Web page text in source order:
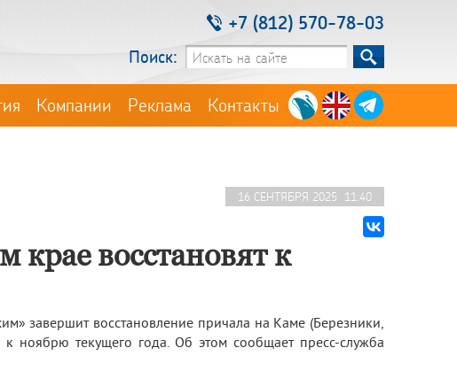
+7 (812) 570-78-03
Поиск:
Компании Реклама Контакты
16 СЕНТЯБРЯ 2025 11:40
восстановят к
завершит восстановление причала на Каме (Березники,
ноябрю текущего года. Об этом сообщает пресс-служба